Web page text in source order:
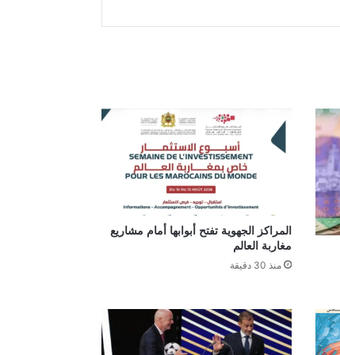
المراكز الجهوية تفتح أبوابها أمام مشاريع
مغاربة العالم
منذ 30 دقيقة